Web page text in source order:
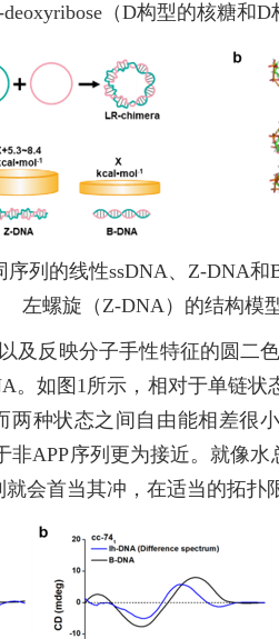
（D构型的核糖和
列的线性ssDNA、Z-DNA
左螺旋（Z-DNA）的结构模
及反映分子手性特征的圆二
。如图1所示，相对于单链
种状态之间自由能相差很
APP序列更为接近。就像
会首当其冲，在适当的拓扑